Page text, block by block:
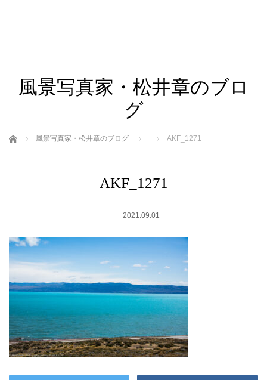
風景写真家・松井章のブロ
グ
ホーム 風景写真家・松井章のブログ AKF_1271
AKF_1271
2021.09.01